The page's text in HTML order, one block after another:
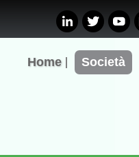
Home Società